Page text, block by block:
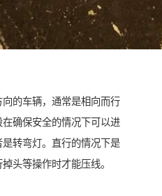
的车辆，通常是相向而行
确保安全的情况下可以进
转弯灯。直行的情况下是
头等操作时才能压线。